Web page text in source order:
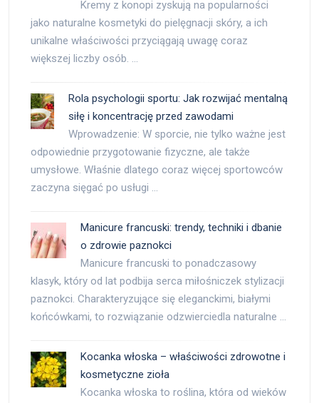
Kremy z konopi zyskują na popularności
jako naturalne kosmetyki do pielęgnacji skóry, a ich
unikalne właściwości przyciągają uwagę coraz
większej liczby osób. …
Rola psychologii sportu: Jak rozwijać mentalną
siłę i koncentrację przed zawodami
Wprowadzenie: W sporcie, nie tylko ważne jest
odpowiednie przygotowanie fizyczne, ale także
umysłowe. Właśnie dlatego coraz więcej sportowców
zaczyna sięgać po usługi …
Manicure francuski: trendy, techniki i dbanie
o zdrowie paznokci
Manicure francuski to ponadczasowy
klasyk, który od lat podbija serca miłośniczek stylizacji
paznokci. Charakteryzujące się eleganckimi, białymi
końcówkami, to rozwiązanie odzwierciedla naturalne …
Kocanka włoska – właściwości zdrowotne i
kosmetyczne zioła
Kocanka włoska to roślina, która od wieków